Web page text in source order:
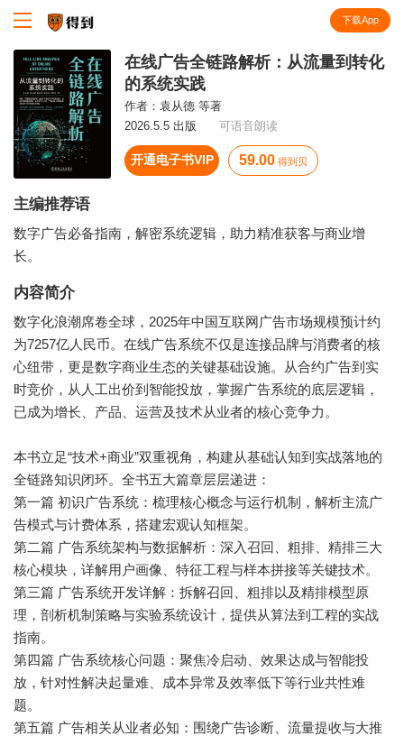
下载App
在线广告全链路解析：从流量到转化
的系统实践
作者： 袁从德 等著
2026.5.5 出版
可语音朗读
开通电子书VIP 59.00 得到贝
主编推荐语
数字广告必备指南，解密系统逻辑，助力精准获客与商业增
长。
内容简介
数字化浪潮席卷全球，2025年中国互联网广告市场规模预计约
为7257亿人民币。在线广告系统不仅是连接品牌与消费者的核
心纽带，更是数字商业生态的关键基础设施。从合约广告到实
时竞价，从人工出价到智能投放，掌握广告系统的底层逻辑，
已成为增长、产品、运营及技术从业者的核心竞争力。
本书立足“技术+商业”双重视角，构建从基础认知到实战落地的
全链路知识闭环。全书五大篇章层层递进：
第一篇 初识广告系统：梳理核心概念与运行机制，解析主流广
告模式与计费体系，搭建宏观认知框架。
第二篇 广告系统架构与数据解析：深入召回、粗排、精排三大
核心模块，详解用户画像、特征工程与样本拼接等关键技术。
第三篇 广告系统开发详解：拆解召回、粗排以及精排模型原
理，剖析机制策略与实验系统设计，提供从算法到工程的实战
指南。
第四篇 广告系统核心问题：聚焦冷启动、效果达成与智能投
放，针对性解决起量难、成本异常及效率低下等行业共性难
题。
第五篇 广告相关从业者必知：围绕广告诊断、流量提收与大推